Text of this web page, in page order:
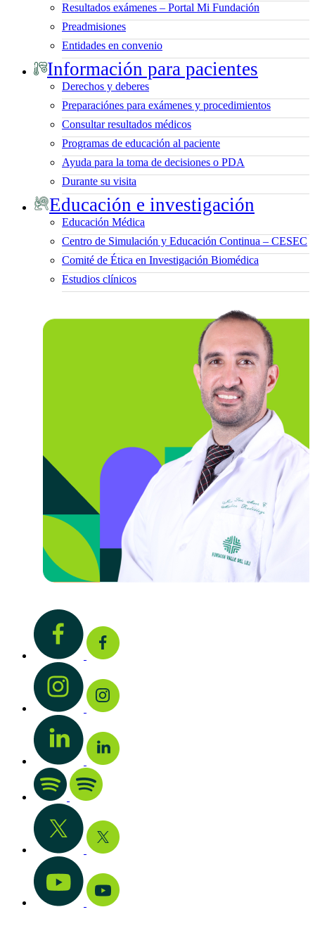
Resultados exámenes – Portal Mi Fundación
Preadmisiones
Entidades en convenio
Información para pacientes
Derechos y deberes
Preparaciónes para exámenes y procedimientos
Consultar resultados médicos
Programas de educación al paciente
Ayuda para la toma de decisiones o PDA
Durante su visita
Educación e investigación
Educación Médica
Centro de Simulación y Educación Continua – CESEC
Comité de Ética en Investigación Biomédica
Estudios clínicos